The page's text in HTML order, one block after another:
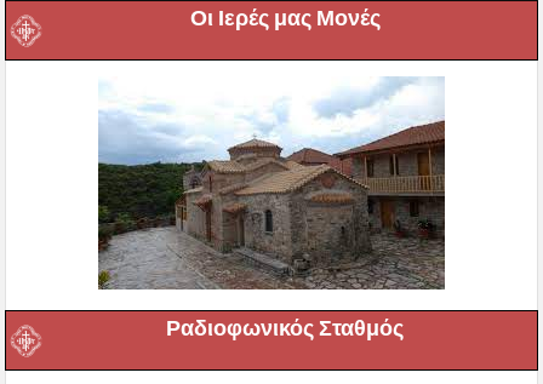
Οι Ιερές μας Μονές
Ραδιοφωνικός Σταθμός